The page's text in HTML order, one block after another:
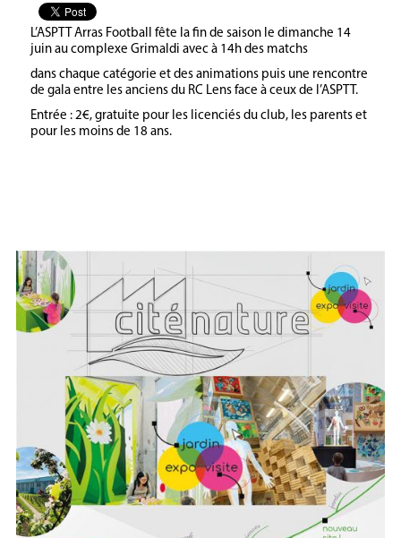
L’ASPTT Arras Football fête la fin de saison le dimanche 14
juin au complexe Grimaldi avec à 14h des matchs
dans chaque catégorie et des animations puis une rencontre
de gala entre les anciens du RC Lens face à ceux de l’ASPTT.
Entrée : 2€, gratuite pour les licenciés du club, les parents et
pour les moins de 18 ans.